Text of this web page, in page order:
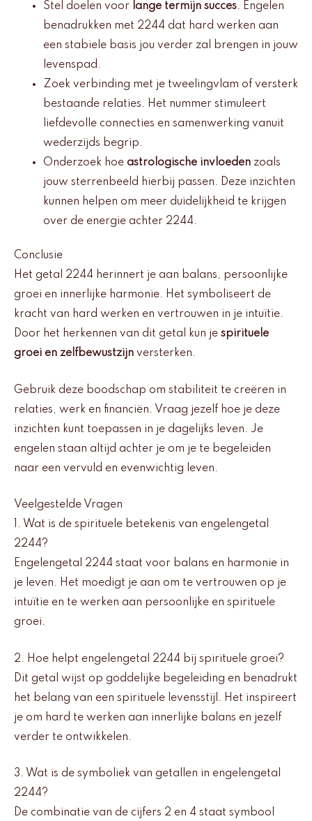
Stel doelen voor lange termijn succes. Engelen
benadrukken met 2244 dat hard werken aan
een stabiele basis jou verder zal brengen in jouw
levenspad.
Zoek verbinding met je tweelingvlam of versterk
bestaande relaties. Het nummer stimuleert
liefdevolle connecties en samenwerking vanuit
wederzijds begrip.
Onderzoek hoe astrologische invloeden zoals
jouw sterrenbeeld hierbij passen. Deze inzichten
kunnen helpen om meer duidelijkheid te krijgen
over de energie achter 2244.
Conclusie
Het getal 2244 herinnert je aan balans, persoonlijke
groei en innerlijke harmonie. Het symboliseert de
kracht van hard werken en vertrouwen in je intuïtie.
Door het herkennen van dit getal kun je spirituele
groei en zelfbewustzijn versterken.
Gebruik deze boodschap om stabiliteit te creëren in
relaties, werk en financiën. Vraag jezelf hoe je deze
inzichten kunt toepassen in je dagelijks leven. Je
engelen staan altijd achter je om je te begeleiden
naar een vervuld en evenwichtig leven.
Veelgestelde Vragen
1. Wat is de spirituele betekenis van engelengetal
2244?
Engelengetal 2244 staat voor balans en harmonie in
je leven. Het moedigt je aan om te vertrouwen op je
intuïtie en te werken aan persoonlijke en spirituele
groei.
2. Hoe helpt engelengetal 2244 bij spirituele groei?
Dit getal wijst op goddelijke begeleiding en benadrukt
het belang van een spirituele levensstijl. Het inspireert
je om hard te werken aan innerlijke balans en jezelf
verder te ontwikkelen.
3. Wat is de symboliek van getallen in engelengetal
2244?
De combinatie van de cijfers 2 en 4 staat symbool